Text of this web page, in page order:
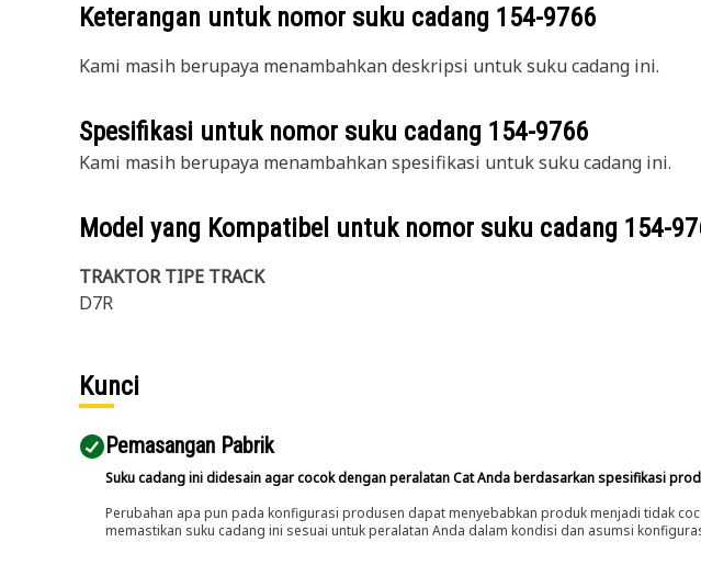
Keterangan untuk nomor suku cadang 154-9766
Kami masih berupaya menambahkan deskripsi untuk suku cadang ini.
Spesifikasi untuk nomor suku cadang 154-9766
Kami masih berupaya menambahkan spesifikasi untuk suku cadang ini.
Model yang Kompatibel untuk nomor suku cadang 154-
TRAKTOR TIPE TRACK
D7R
Kunci
Pemasangan Pabrik
Suku cadang ini didesain agar cocok dengan peralatan Cat Anda berdasarkan spesifikasi
Perubahan apa pun pada konfigurasi produsen dapat menyebabkan produk menjadi tidak
memastikan suku cadang ini sesuai untuk peralatan Anda dalam kondisi dan asumsi